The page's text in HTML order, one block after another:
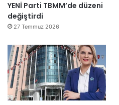
YENİ Parti TBMM’de düzeni
değiştirdi
27 Temmuz 2026